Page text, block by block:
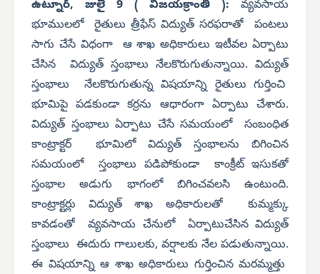
ఉట్నూర్, జులై 9 ( విజయక్రాంతి ): వ్యవసాయ
భూములలో రైతులు త్రీఫేస్ విద్యుత్ సరఫరాతో పంటలు
సాగు చేసే విధంగా ఆ శాఖ అధికారులు ఇటీవల ఏర్పాటు
చేసిన విద్యుత్ స్తంభాలు నేలకొరుగుతున్నాయి. విద్యుత్
స్తంభాలు నేలకొరుగుతున్న విషయాన్ని రైతులు గుర్తించి
భూమిపై పడకుండా కర్రను ఆధారంగా ఏర్పాటు చేశారు.
విద్యుత్ స్తంభాలు ఏర్పాటు చేసే సమయంలో సంబంధిత
కాంట్రాక్టర్ భూమిలో విద్యుత్ స్తంభాలను బిగించిన
సమయంలో స్తంభాలు పడిపోకుండా కాంక్రీట్ ఇసుకతో
స్తంభాల అడుగు భాగంలో బిగించవలసి ఉంటుంది.
కాంట్రాక్టర్లు విద్యుత్ శాఖ అధికారులతో కుమ్మక్కు
కావడంతో వ్యవసాయ చేనులో ఏర్పాటుచేసిన విద్యుత్
స్తంభాలు ఈదురు గాలులకు, వర్షాలకు నేల పడుతున్నాయి.
ఈ విషయాన్ని ఆ శాఖ అధికారులు గుర్తించిన మరమ్మత్తు